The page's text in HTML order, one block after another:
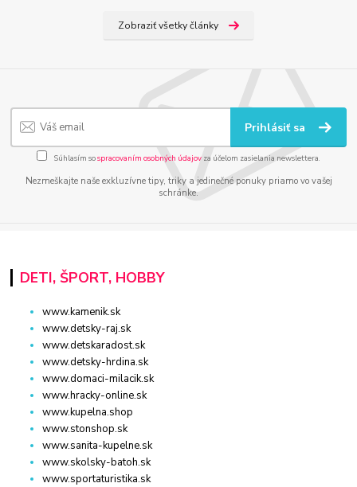
Zobraziť všetky články
Prihlásiť sa
Súhlasím sospracovaním osobných údajov za účelom zasielania newslettera.
Nezmeškajte naše exkluzívne tipy, triky a jedinečné ponuky priamo vo vašej
schránke.
DETI, ŠPORT, HOBBY
www.kamenik.sk
www.detsky-raj.sk
www.detskaradost.sk
www.detsky-hrdina.sk
www.domaci-milacik.sk
www.hracky-online.sk
www.kupelna.shop
www.stonshop.sk
www.sanita-kupelne.sk
www.skolsky-batoh.sk
www.sportaturistika.sk